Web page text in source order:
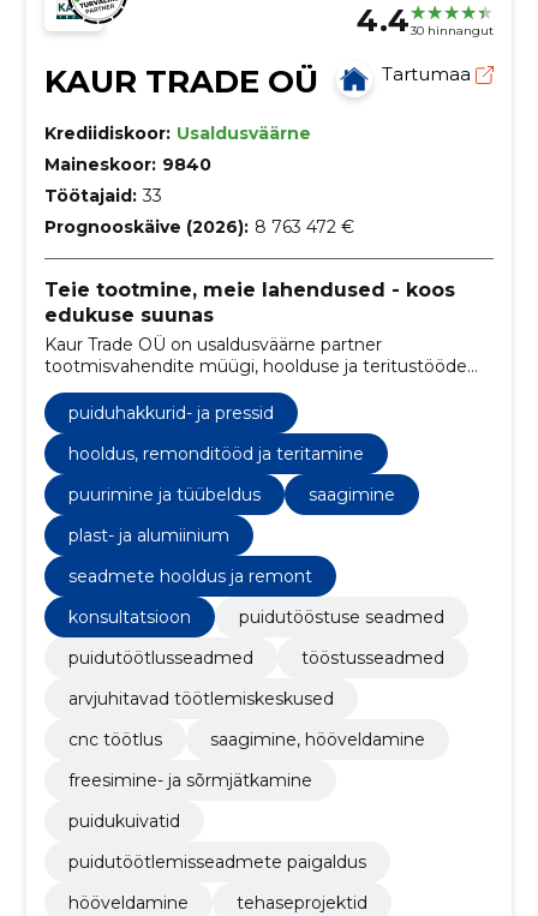
4.430 hinnangut
KAUR TRADE OÜ Tartumaa
Krediidiskoor: Usaldusväärne
Maineskoor: 9840
Töötajaid: 33
Prognooskäive (2026): 8 763 472 €
Teie tootmine, meie lahendused - koos
edukuse suunas
Kaur Trade OÜ on usaldusväärne partner
tootmisvahendite müügi, hoolduse ja teritustööde
valdkonnas. Meie eesmärk on tagada teie ettevõtte
tootlikkus ja õigeaegne tarne kvaliteetsete
seadmete ja teenustega
puiduhakkurid- ja pressid
hooldus, remonditööd ja teritamine
puurimine ja tüübeldus
saagimine
plast- ja alumiinium
seadmete hooldus ja remont
konsultatsioon
puidutööstuse seadmed
puidutöötlusseadmed
tööstusseadmed
arvjuhitavad töötlemiskeskused
cnc töötlus
saagimine, hööveldamine
freesimine- ja sõrmjätkamine
puidukuivatid
puidutöötlemisseadmete paigaldus
hööveldamine
tehaseprojektid